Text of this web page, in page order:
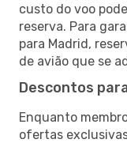
custo do voo
reserva. Para
para Madrid,
de avião que se
Descontos
Enquanto
ofertas